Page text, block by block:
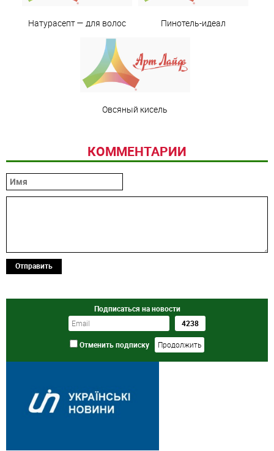
Натурасепт — для волос Пинотель-идеал
Овсяный кисель
КОММЕНТАРИИ
Отправить
Подписаться на новости
Отменить подписку